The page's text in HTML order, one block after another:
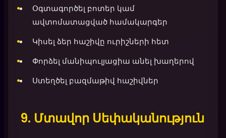
Օգտագործել բոտեր կամ
ավտոմատացված համակարգեր
Կիսել ձեր հաշիվը ուրիշների հետ
Փորձել մանիպուլյացիա անել խաղերով
Ստեղծել բազմաթիվ հաշիվներ
9. Մտավոր Սեփականություն